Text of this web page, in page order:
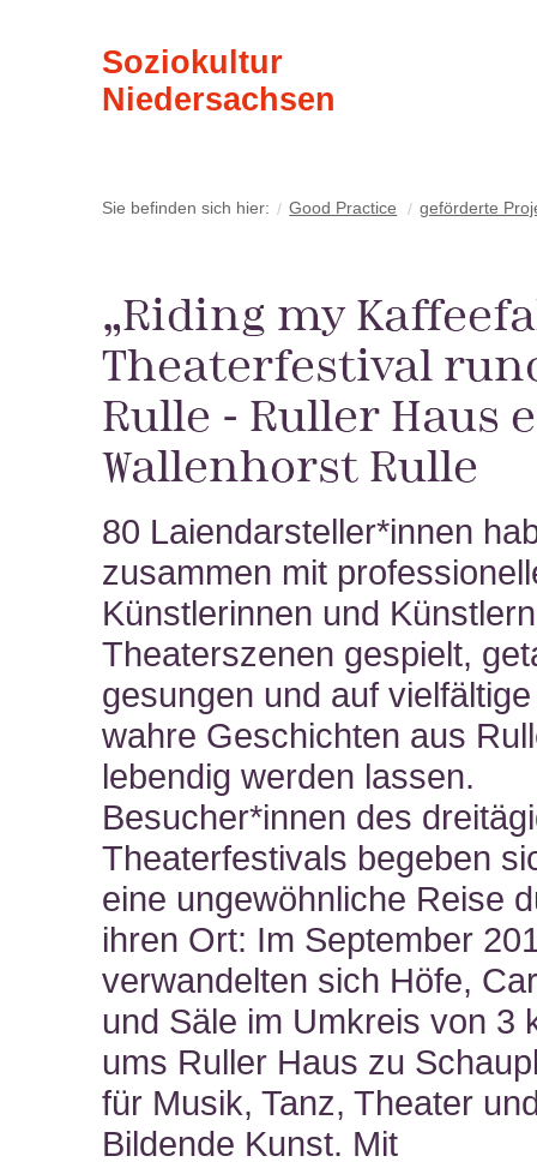
Soziokultur
Niedersachsen
Sie befinden sich hier: Good Practice geförderte
„Riding my
Theaterfestival
Rulle - Ruller Haus
Wallenhorst Rulle
80 Laiendarsteller*innen
zusammen mit
Künstlerinnen und Künstlern
Theaterszenen gespielt,
gesungen und auf
wahre Geschichten aus
lebendig werden lassen.
Besucher*innen des
Theaterfestivals begeben
eine ungewöhnliche Reise
ihren Ort: Im September
verwandelten sich Höfe,
und Säle im Umkreis von 3
ums Ruller Haus zu
für Musik, Tanz, Theater
Bildende Kunst. Mit